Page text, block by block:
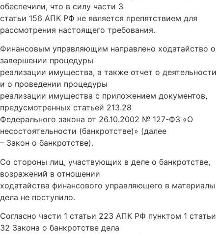
обеспечили, что в силу части 3
статьи 156 АПК РФ не является препятствием для
рассмотрения настоящего требования.
Финансовым управляющим направлено ходатайство о
завершении процедуры
реализации имущества, а также отчет о деятельности
и о проведении процедуры
реализации имущества с приложением документов,
предусмотренных статьей 213.28
Федерального закона от 26.10.2002 № 127-ФЗ «О
несостоятельности (банкротстве)» (далее
– Закон о банкротстве).
Со стороны лиц, участвующих в деле о банкротстве,
возражений в отношении
ходатайства финансового управляющего в материалы
дела не поступило.
Согласно части 1 статьи 223 АПК РФ пунктом 1 статьи
32 Закона о банкротстве дела